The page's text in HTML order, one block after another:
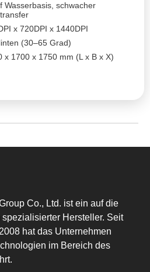
Wasserbasis, schwacher
x 720DPI x 1440DPI
(30–65 Grad)
x 1700 x 1750 mm (L x B x X)
Co., Ltd. ist ein auf die
Hersteller. Seit
hat das Unternehmen
im Bereich des